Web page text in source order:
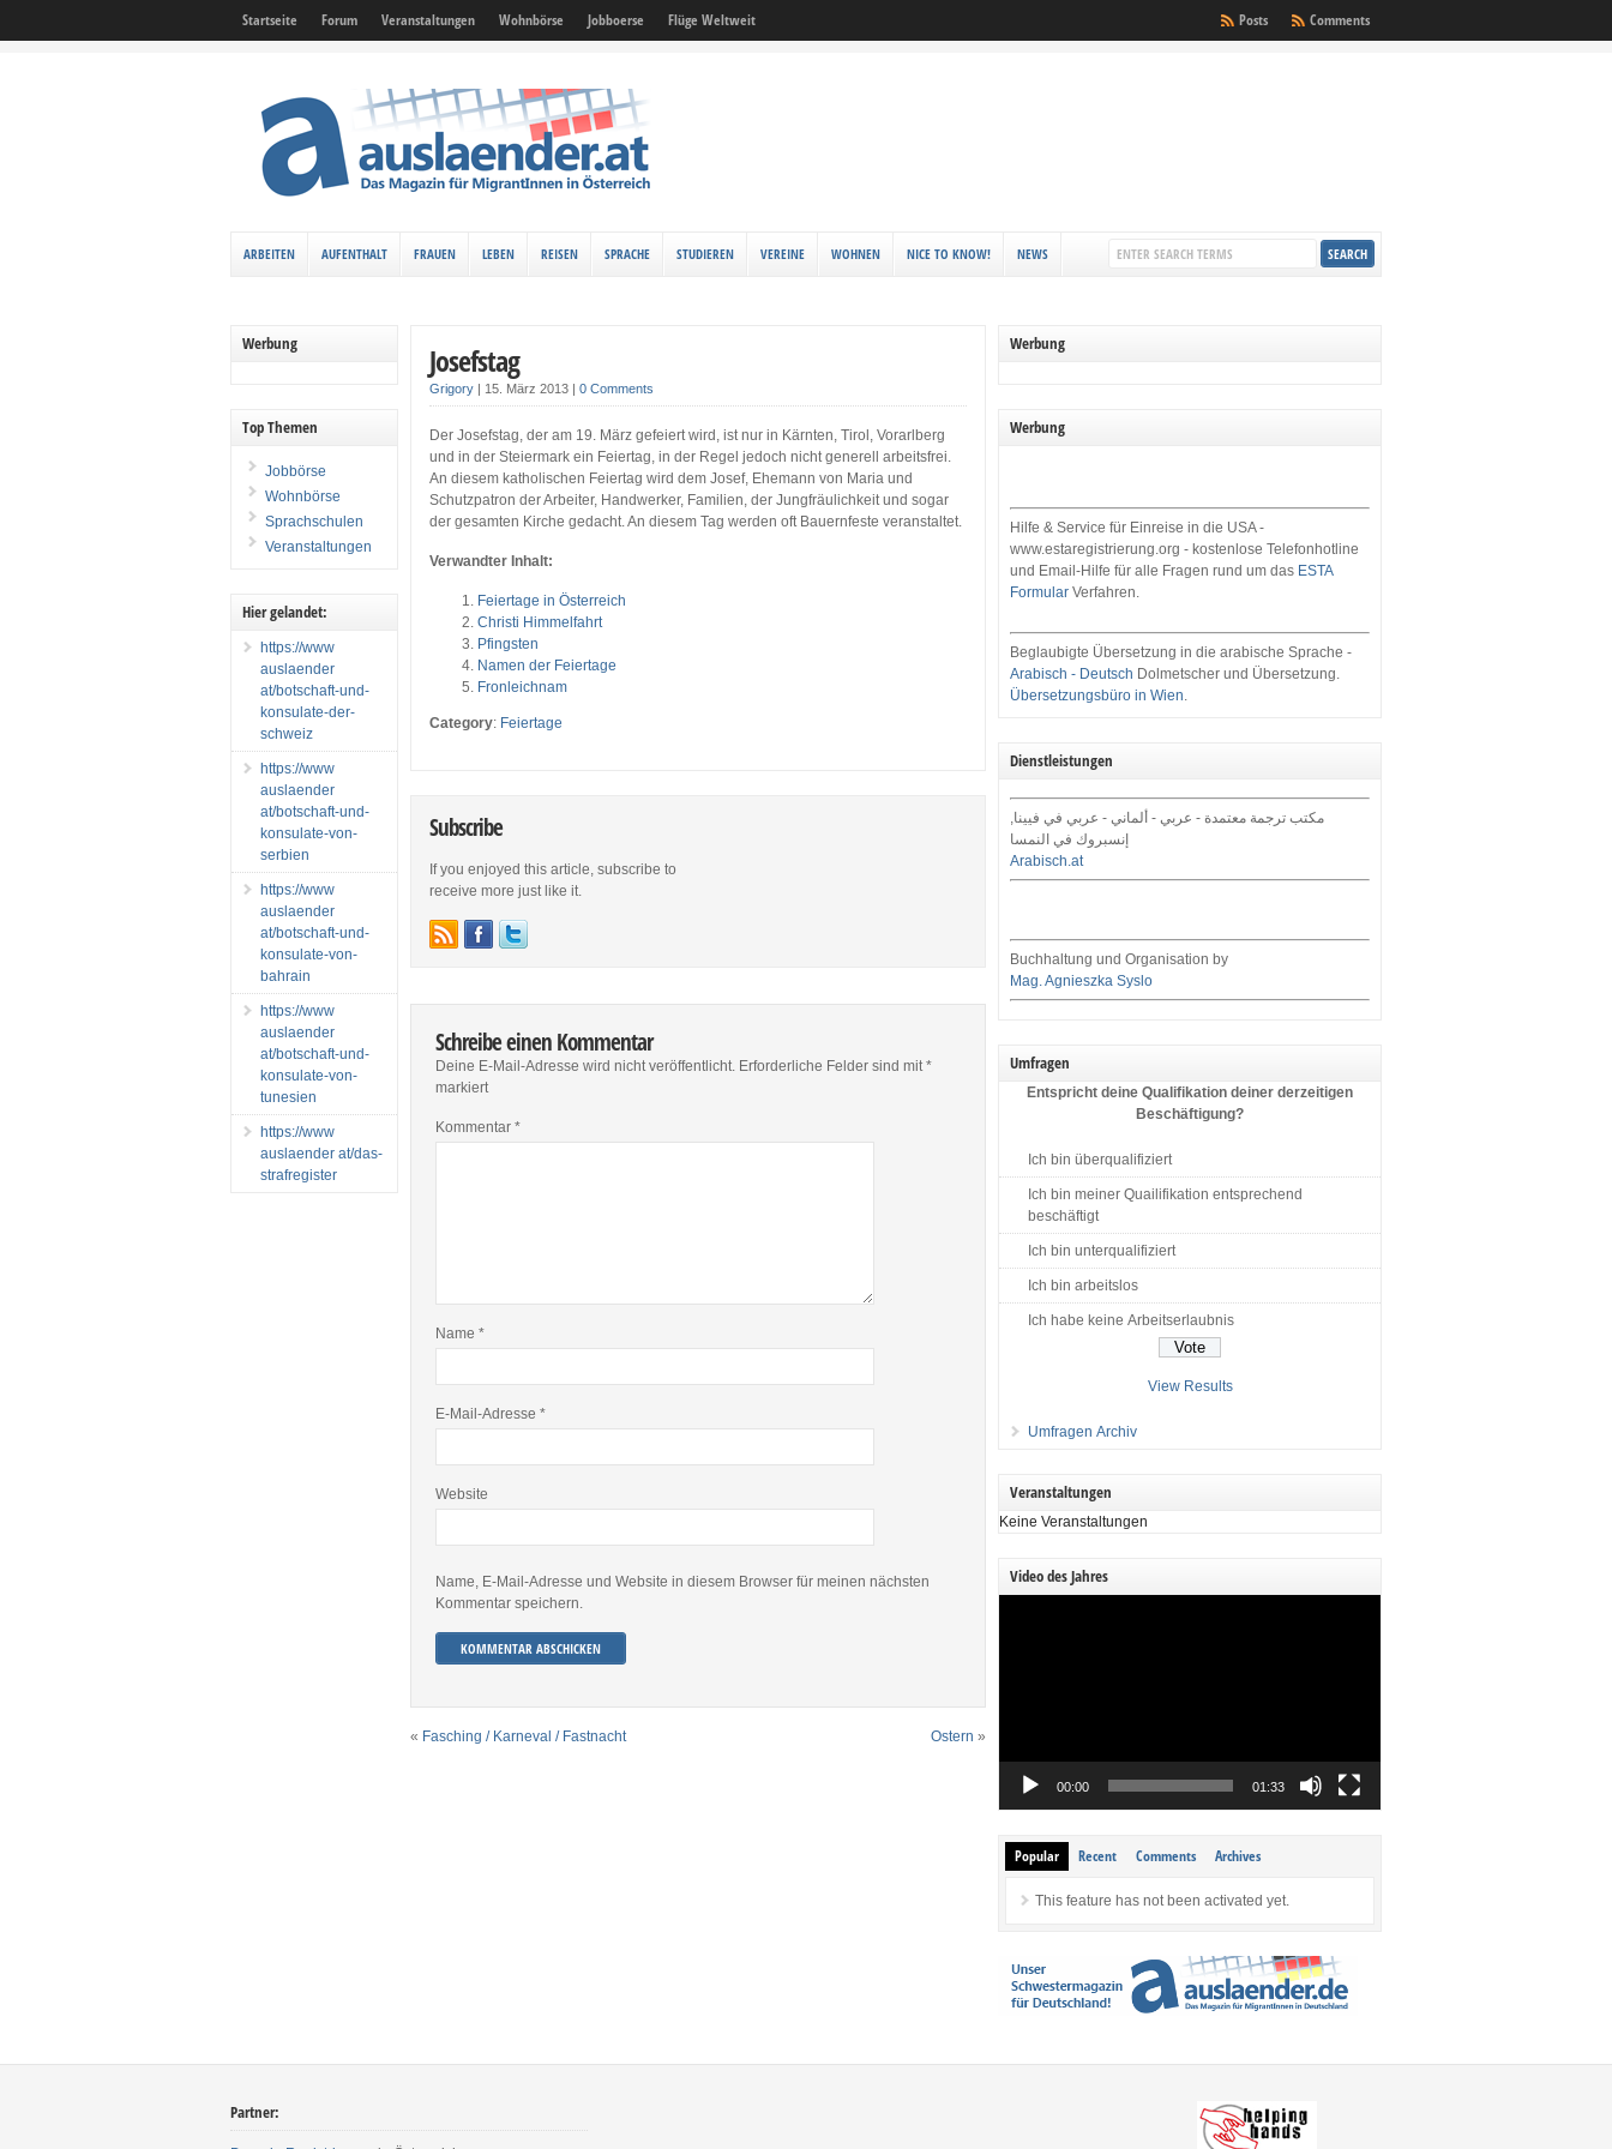
Startseite Forum Veranstaltungen Wohnbörse Jobboerse Flüge Weltweit Comments
Posts
ARBEITEN AUFENTHALT FRAUEN LEBEN REISEN SPRACHE STUDIEREN VEREINE WOHNEN NICE TO KNOW! NEWS
Josefstag
Grigory | 15. März 2013 |0 Comments
Der Josefstag, der am 19. März gefeiert wird, ist nur in Kärnten, Tirol, Vorarlberg
und in der Steiermark ein Feiertag, in der Regel jedoch nicht generell arbeitsfrei.
An diesem katholischen Feiertag wird dem Josef, Ehemann von Maria und
Schutzpatron der Arbeiter, Handwerker, Familien, der Jungfräulichkeit und sogar
der gesamten Kirche gedacht. An diesem Tag werden oft Bauernfeste veranstaltet.
Verwandter Inhalt:
Feiertage in Österreich
Christi Himmelfahrt
Pfingsten
Namen der Feiertage
Fronleichnam
Category: Feiertage
Subscribe
If you enjoyed this article, subscribe to
receive more just like it.
Schreibe einen Kommentar
Deine E-Mail-Adresse wird nicht veröffentlicht. Erforderliche Felder sind mit*
markiert
Kommentar*
Name*
E-Mail-Adresse*
Website
Name, E-Mail-Adresse und Website in diesem Browser für meinen nächsten
Kommentar speichern.
« Fasching / Karneval / Fastnacht Ostern »
Werbung
Top Themen
Jobbörse
Wohnbörse
Sprachschulen
Veranstaltungen
Hier gelandet:
https://www
auslaender
at/botschaft-und-
konsulate-der-
schweiz
https://www
auslaender
at/botschaft-und-
konsulate-von-
serbien
https://www
auslaender
at/botschaft-und-
konsulate-von-
bahrain
https://www
auslaender
at/botschaft-und-
konsulate-von-
tunesien
https://www
auslaender at/das-
strafregister
Werbung
Werbung
Hilfe & Service für Einreise in die USA -
www.estaregistrierung.org - kostenlose Telefonhotline
und Email-Hilfe für alle Fragen rund um das ESTA
Formular Verfahren.
Beglaubigte Übersetzung in die arabische Sprache -
Arabisch - Deutsch Dolmetscher und Übersetzung.
Übersetzungsbüro in Wien.
Dienstleistungen
مكتب ترجمة معتمدة - عربي - ألماني - عربي في فيينا,
إنسبروك في النمسا
Arabisch.at
Buchhaltung und Organisation by
Mag. Agnieszka Syslo
Umfragen
Entspricht deine Qualifikation deiner derzeitigen
Beschäftigung?
Ich bin überqualifiziert
Ich bin meiner Quailifikation entsprechend
beschäftigt
Ich bin unterqualifiziert
Ich bin arbeitslos
Ich habe keine Arbeitserlaubnis
View Results
Umfragen Archiv
Veranstaltungen
Keine Veranstaltungen
Video des Jahres
00:00 01:33
Popular Recent Comments Archives
This feature has not been activated yet.
Partner: